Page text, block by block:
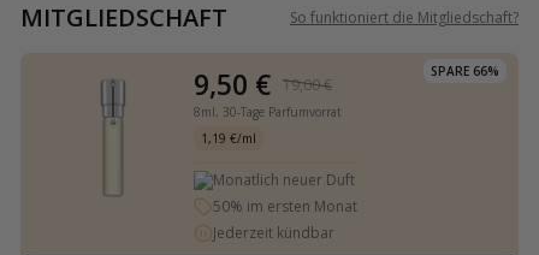
MITGLIEDSCHAFT So funktioniert die Mitgliedschaft?
SPARE 66%
9,50 € 19,00 €
8ml, 30-Tage Parfumvorrat
1,19 €/ml
Monatlich neuer Duft
50% im ersten Monat
Jederzeit kündbar